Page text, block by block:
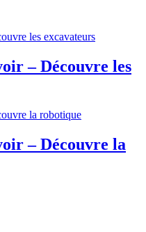
– Découvre les
– Découvre la